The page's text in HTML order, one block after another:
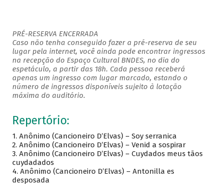
PRÉ-RESERVA ENCERRADA
Caso não tenha conseguido fazer a pré-reserva de seu
lugar pela internet, você ainda pode encontrar ingressos
na recepção do Espaço Cultural BNDES, no dia do
espetáculo, a partir das 18h. Cada pessoa receberá
apenas um ingresso com lugar marcado, estando o
número de ingressos disponíveis sujeito à lotação
máxima do auditório.
Repertório:
1. Anônimo (Cancioneiro D’Elvas) – Soy serranica
2. Anônimo (Cancioneiro D’Elvas) – Venid a sospirar
3. Anônimo (Cancioneiro D’Elvas) – Cuydados meus tãos
cuydadados
4. Anônimo (Cancioneiro D’Elvas) – Antonilla es
desposada